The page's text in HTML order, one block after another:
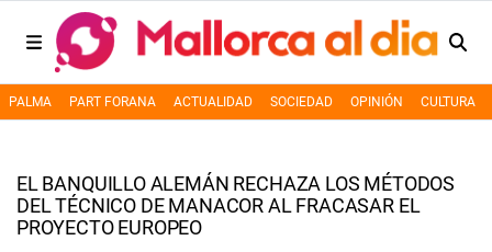
PALMA PART FORANA ACTUALIDAD SOCIEDAD OPINIÓN CULTURA
EL BANQUILLO ALEMÁN RECHAZA LOS MÉTODOS
DEL TÉCNICO DE MANACOR AL FRACASAR EL
PROYECTO EUROPEO